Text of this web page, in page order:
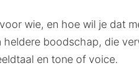
wie, en hoe wil je dat
heldere boodschap, die
en tone of voice.